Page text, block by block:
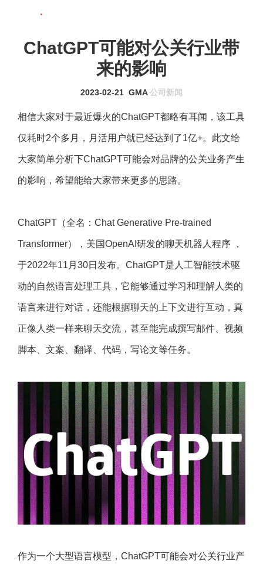
ChatGPT可能对公关行业带
来的影响
2023-02-21 GMA 公司新闻
相信大家对于最近爆火的ChatGPT都略有耳闻，该工具
仅耗时2个多月，月活用户就已经达到了1亿+。此文给
大家简单分析下ChatGPT可能会对品牌的公关业务产生
的影响，希望能给大家带来更多的思路。
ChatGPT（全名：Chat Generative Pre-trained
Transformer），美国OpenAI研发的聊天机器人程序 ，
于2022年11月30日发布。ChatGPT是人工智能技术驱
动的自然语言处理工具，它能够通过学习和理解人类的
语言来进行对话，还能根据聊天的上下文进行互动，真
正像人类一样来聊天交流，甚至能完成撰写邮件、视频
脚本、文案、翻译、代码，写论文等任务。
作为一个大型语言模型，ChatGPT可能会对公关行业产